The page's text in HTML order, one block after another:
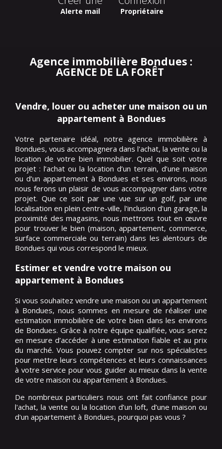
Alerte mail Propriétaire
Agence immobilière Bondues :
AGENCE DE LA FORÊT
Vendre, louer ou acheter une maison ou un
appartement à Bondues
Votre partenaire idéal, notre agence immobilière à
Bondues, vous accompagnera dans l'achat, la vente ou la
location de votre bien immobilier. Quel que soit votre
projet : l’achat ou la location d’un terrain, d’une maison
ou d’un appartement à Bondues et ses environs, nous
nous ferons un plaisir de vous accompagner dans votre
projet. Que ce soit par une vue sur un golf, par une
localisation en plein centre-ville, l'inclusion d'un garage, la
proximité des magasins, nous mettrons tout en œuvre
pour trouver le bien (maison, appartement, commerce,
surface commerciale ou terrain) dans les alentours de
Bondues qui vous correspond le mieux.
Estimer et vendre votre maison ou
appartement à Bondues
Si vous souhaitez vendre une maison ou un appartement
à Bondues, nous sommes en mesure de réaliser une
estimation immobilière de votre bien dans les environs
de Bondues. Grâce à notre équipe qualifiée, vous serez
en mesure d’accéder à une estimation fiable et au prix
du marché. Vous pouvez compter sur nos spécialistes
pour mettre leurs compétences et leurs connaissances
à votre service pour vous guider au mieux dans la vente
de votre maison ou appartement à Bondues.
De nombreux particuliers nous ont fait confiance pour
l'achat, la vente ou la location d’un loft, d’une maison ou
d'un appartement à Bondues, pourquoi pas vous ?